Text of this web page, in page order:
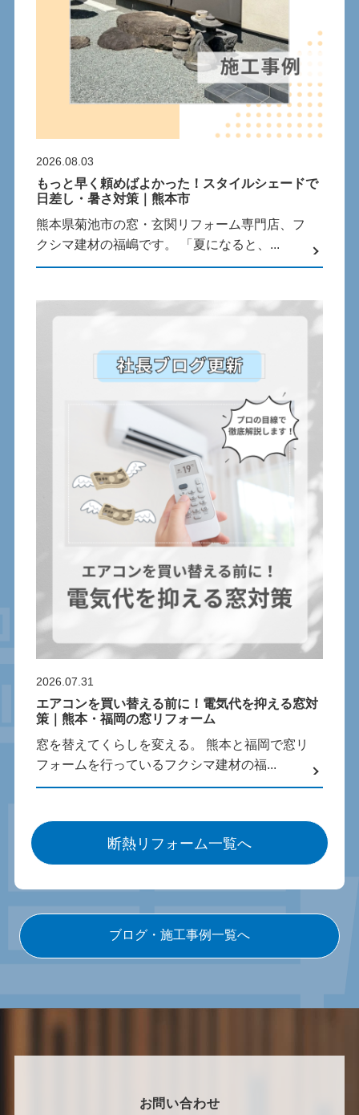
2026.08.03
もっと早く頼めばよかった！スタイルシェードで
日差し・暑さ対策｜熊本市
熊本県菊池市の窓・玄関リフォーム専門店、フ
クシマ建材の福嶋です。 「夏になると、...
2026.07.31
エアコンを買い替える前に！電気代を抑える窓対
策｜熊本・福岡の窓リフォーム
窓を替えてくらしを変える。 熊本と福岡で窓リ
フォームを行っているフクシマ建材の福...
断熱リフォーム一覧へ
ブログ・施工事例一覧へ
お問い合わせ